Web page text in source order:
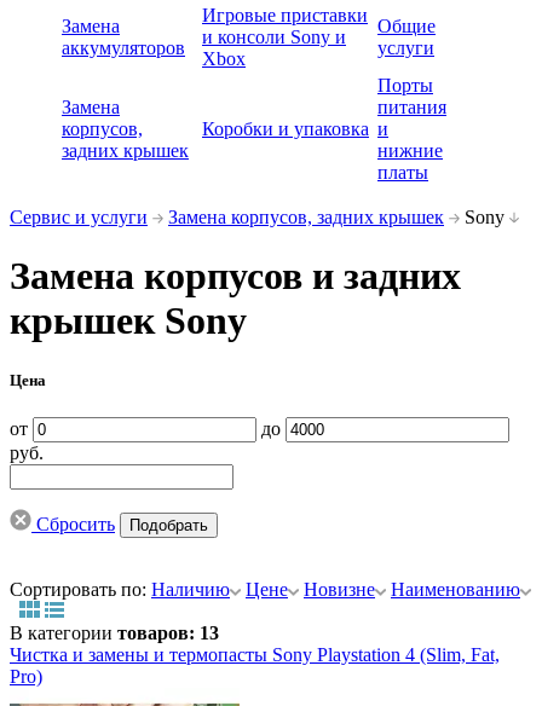
Замена
аккумуляторов
Игровые приставки
и консоли Sony и
Xbox
Общие
услуги
Замена
корпусов,
задних крышек
Коробки и упаковка
Порты
питания
и
нижние
платы
Сервис и услуги Замена корпусов, задних крышек Sony
Замена корпусов и задних
крышек Sony
Цена
от
до
руб.
Сбросить
Сортировать по: Наличию Цене Новизне Наименованию
В категории товаров: 13
Чистка и замены и термопасты Sony Playstation 4 (Slim, Fat,
Pro)